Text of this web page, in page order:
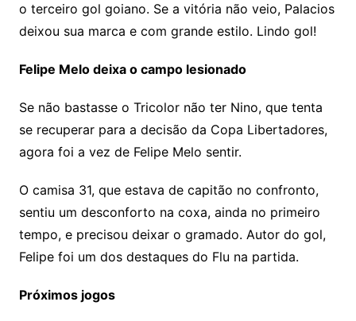
o terceiro gol goiano. Se a vitória não veio, Palacios
deixou sua marca e com grande estilo. Lindo gol!
Felipe Melo deixa o campo lesionado
Se não bastasse o Tricolor não ter Nino, que tenta
se recuperar para a decisão da Copa Libertadores,
agora foi a vez de Felipe Melo sentir.
O camisa 31, que estava de capitão no confronto,
sentiu um desconforto na coxa, ainda no primeiro
tempo, e precisou deixar o gramado. Autor do gol,
Felipe foi um dos destaques do Flu na partida.
Próximos jogos